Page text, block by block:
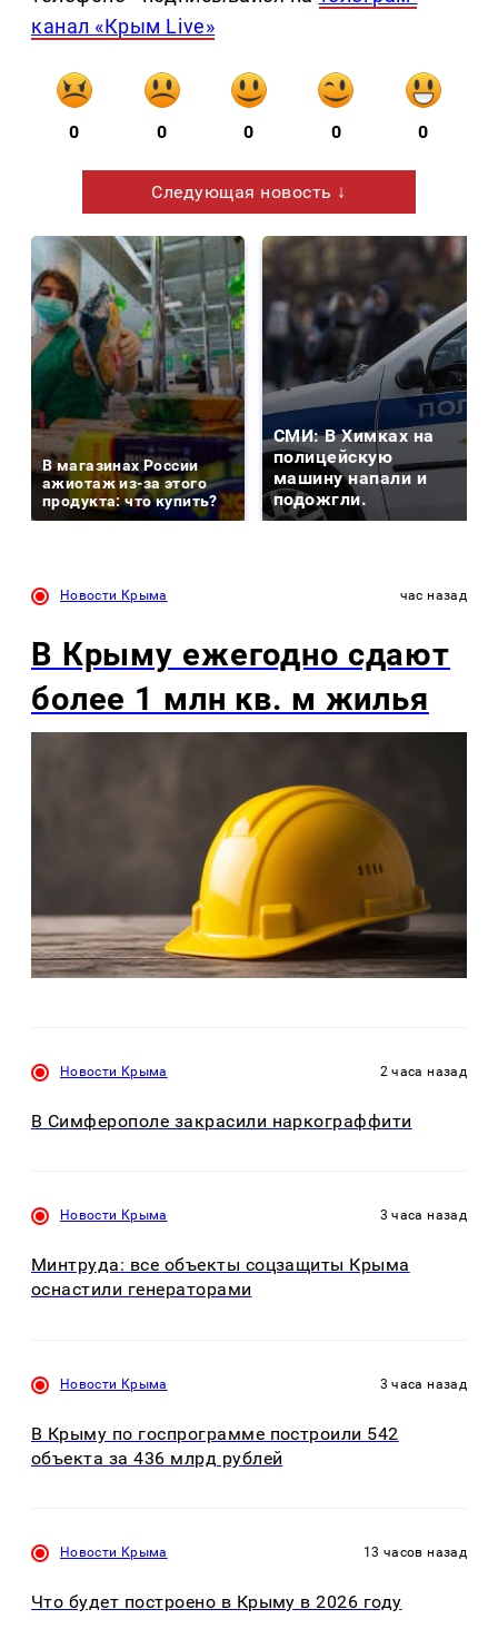
канал «Крым Live»
0 0 0 0 0
Следующая новость ↓
В магазинах России
ажиотаж из-за этого
продукта: что купить?
СМИ: В Химках на
полицейскую
машину напали и
подожгли.
Новости Крыма час назад
В Крыму ежегодно сдают
более 1 млн кв. м жилья
Новости Крыма 2 часа назад
В Симферополе закрасили наркограффити
Новости Крыма 3 часа назад
Минтруда: все объекты соцзащиты Крыма
оснастили генераторами
Новости Крыма 3 часа назад
В Крыму по госпрограмме построили 542
объекта за 436 млрд рублей
Новости Крыма 13 часов назад
Что будет построено в Крыму в 2026 году